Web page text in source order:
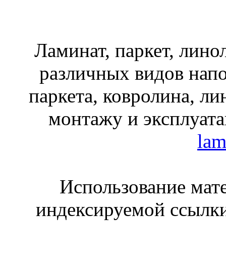
Ламинат, паркет,
различных видов
паркета, ковролина,
монтажу и
Использование
индексируемой